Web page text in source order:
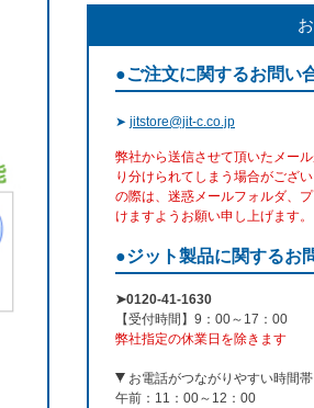
●ご注文に関するお問い
➤ jitstore@jit-c.co.jp
弊社から送信させて頂いたメー
り分けられてしまう場合がござ
の際は、迷惑メールフォルダ、
けますようお願い申し上げます。
●ジット製品に関するお
➤0120-41-1630
【受付時間】9：00～17：00
弊社指定の休業日を除きます
お電話がつながりやすい時間帯
午前：11：00～12：00